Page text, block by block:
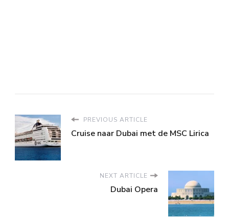
PREVIOUS ARTICLE
Cruise naar Dubai met de MSC Lirica
NEXT ARTICLE
Dubai Opera